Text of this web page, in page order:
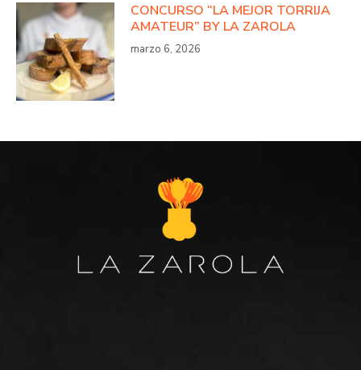
CONCURSO “LA MEJOR TORRIJA
AMATEUR” BY LA ZAROLA
marzo 6, 2026